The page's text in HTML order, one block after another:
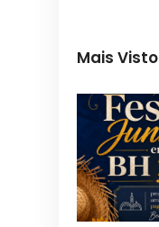
Mais Visto